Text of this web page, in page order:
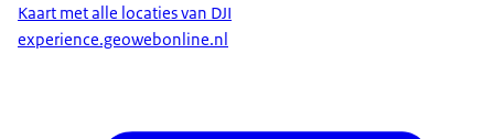
Kaart met alle locaties van DJI
experience.geowebonline.nl